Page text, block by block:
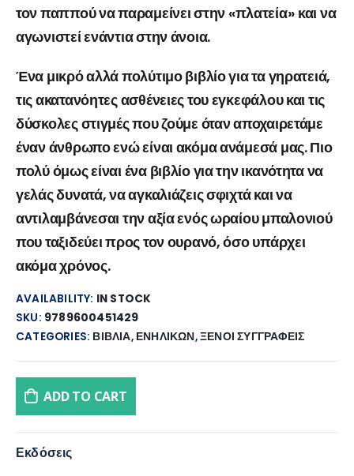
τον παππού να παραμείνει στην «πλατεία» και να
αγωνιστεί ενάντια στην άνοια.
Ένα μικρό αλλά πολύτιμο βιβλίο για τα γηρατειά,
τις ακατανόητες ασθένειες του εγκεφάλου και τις
δύσκολες στιγμές που ζούμε όταν αποχαιρετάμε
έναν άνθρωπο ενώ είναι ακόμα ανάμεσά μας. Πιο
πολύ όμως είναι ένα βιβλίο για την ικανότητα να
γελάς δυνατά, να αγκαλιάζεις σφιχτά και να
αντιλαμβάνεσαι την αξία ενός ωραίου μπαλονιού
που ταξιδεύει προς τον ουρανό, όσο υπάρχει
ακόμα χρόνος.
AVAILABILITY: IN STOCK
SKU: 9789600451429
CATEGORIES: ΒΙΒΛΙΑ, ΕΝΗΛΙΚΩΝ,ΞΕΝΟΙ ΣΥΓΓΡΑΦΕΙΣ
ADD TO CART
Εκδόσεις